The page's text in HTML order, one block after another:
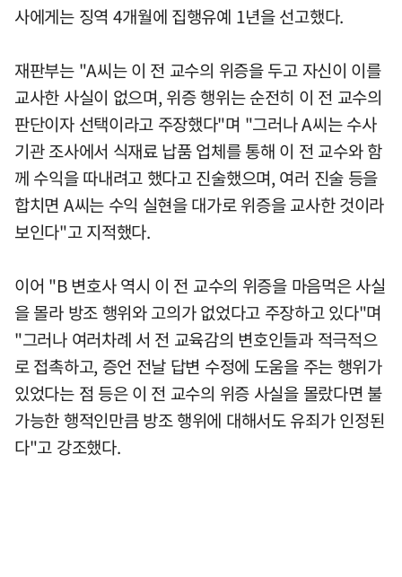
사에게는 징역 4개월에 집행유예 1년을 선고했다.
재판부는 "A씨는 이 전 교수의 위증을 두고 자신이 이를
교사한 사실이 없으며, 위증 행위는 순전히 이 전 교수의
판단이자 선택이라고 주장했다"며 "그러나 A씨는 수사
기관 조사에서 식재료 납품 업체를 통해 이 전 교수와 함
께 수익을 따내려고 했다고 진술했으며, 여러 진술 등을
합치면 A씨는 수익 실현을 대가로 위증을 교사한 것이라
보인다"고 지적했다.
이어 "B 변호사 역시 이 전 교수의 위증을 마음먹은 사실
을 몰라 방조 행위와 고의가 없었다고 주장하고 있다"며
"그러나 여러차례 서 전 교육감의 변호인들과 적극적으
로 접촉하고, 증언 전날 답변 수정에 도움을 주는 행위가
있었다는 점 등은 이 전 교수의 위증 사실을 몰랐다면 불
가능한 행적인만큼 방조 행위에 대해서도 유죄가 인정된
다"고 강조했다.